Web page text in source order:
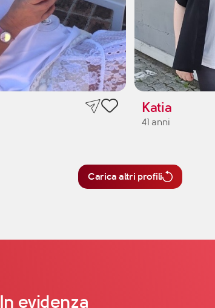
Katia
41 anni
Carica altri profili
In evidenza